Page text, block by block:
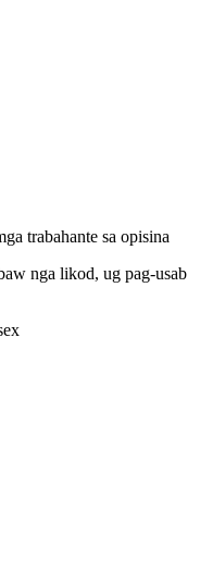
trabahante sa opisina
nga likod, ug pag-usab